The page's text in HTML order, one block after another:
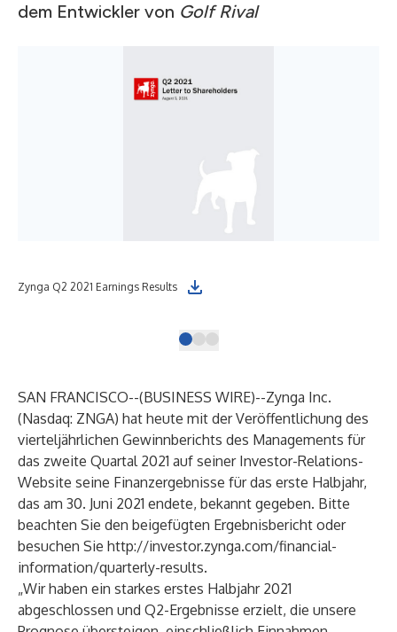
dem Entwickler von Golf Rival
Zynga Q2 2021 Earnings Results
SAN FRANCISCO--(BUSINESS WIRE)--Zynga Inc.
(Nasdaq: ZNGA) hat heute mit der Veröffentlichung des
vierteljährlichen Gewinnberichts des Managements für
das zweite Quartal 2021 auf seiner Investor-Relations-
Website seine Finanzergebnisse für das erste Halbjahr,
das am 30. Juni 2021 endete, bekannt gegeben. Bitte
beachten Sie den beigefügten Ergebnisbericht oder
besuchen Sie http://investor.zynga.com/financial-
information/quarterly-results.
„Wir haben ein starkes erstes Halbjahr 2021
abgeschlossen und Q2-Ergebnisse erzielt, die unsere